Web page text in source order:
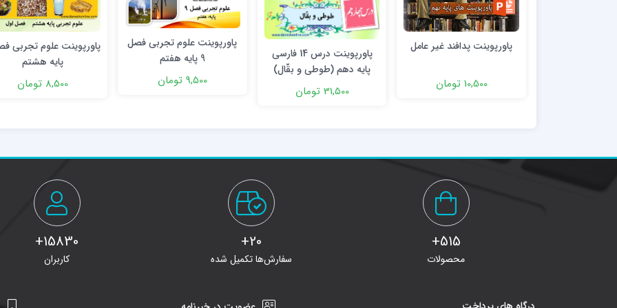
پاورپوینت پدافند غیر عامل
10,500 تومان
پاورپوینت درس 14 فارسی
پایه دهم (طوطی و بقّال)
31,500 تومان
پاورپوینت علوم تجربی فصل
9 پایه هفتم
9,500 تومان
پایه هشتم
8,500 تومان
515+
محصولات
20+
سفارش‌ها تکمیل شده
15830+
کاربران